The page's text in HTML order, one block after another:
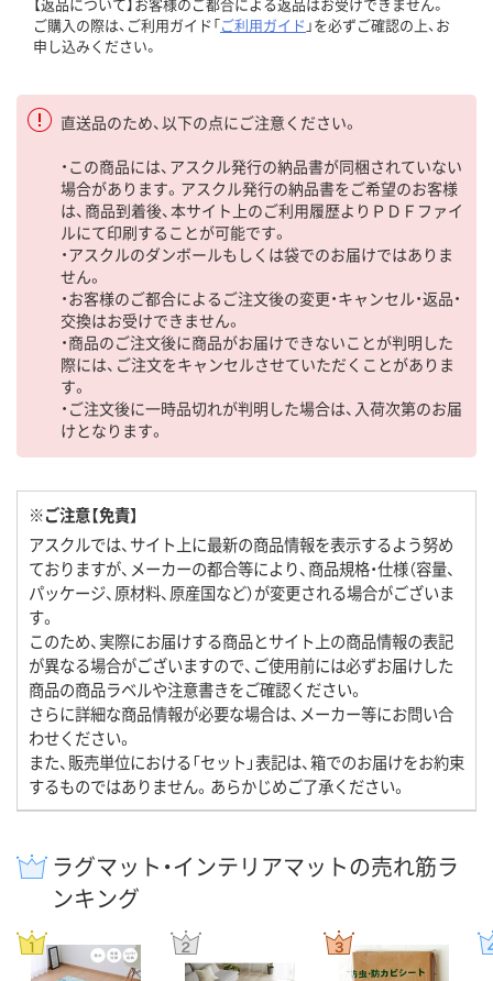
ご購入の際は、ご利用ガイド「ご利用ガイド 」を必ずご確認の上、お
申し込みください。
直送品のため、以下の点にご注意ください。
・この商品には、アスクル発行の納品書が同梱されていない
場合があります。アスクル発行の納品書をご希望のお客様
は、商品到着後、本サイト上のご利用履歴よりＰＤＦファイ
ルにて印刷することが可能です。
・アスクルのダンボールもしくは袋でのお届けではありま
せん。
・お客様のご都合によるご注文後の変更・キャンセル・返品・
交換はお受けできません。
・商品のご注文後に商品がお届けできないことが判明した
際には、ご注文をキャンセルさせていただくことがありま
す。
・ご注文後に一時品切れが判明した場合は、入荷次第のお届
けとなります。
※ご注意【免責】
アスクルでは、サイト上に最新の商品情報を表示するよう努め
ておりますが、メーカーの都合等により、商品規格・仕様（容量、
パッケージ、原材料、原産国など）が変更される場合がございま
す。
このため、実際にお届けする商品とサイト上の商品情報の表記
が異なる場合がございますので、ご使用前には必ずお届けした
商品の商品ラベルや注意書きをご確認ください。
さらに詳細な商品情報が必要な場合は、メーカー等にお問い合
わせください。
また、販売単位における「セット」表記は、箱でのお届けをお約束
するものではありません。あらかじめご了承ください。
ラグマット・インテリアマットの売れ筋ラ
ンキング